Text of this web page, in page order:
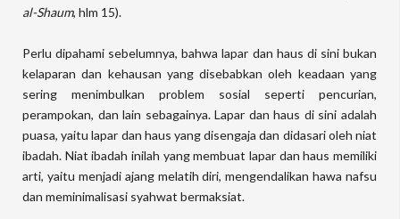
al-Shaum, hlm 15).
Perlu dipahami sebelumnya, bahwa lapar dan haus di sini bukan
kelaparan dan kehausan yang disebabkan oleh keadaan yang
sering menimbulkan problem sosial seperti pencurian,
perampokan, dan lain sebagainya. Lapar dan haus di sini adalah
puasa, yaitu lapar dan haus yang disengaja dan didasari oleh niat
ibadah. Niat ibadah inilah yang membuat lapar dan haus memiliki
arti, yaitu menjadi ajang melatih diri, mengendalikan hawa nafsu
dan meminimalisasi syahwat bermaksiat.